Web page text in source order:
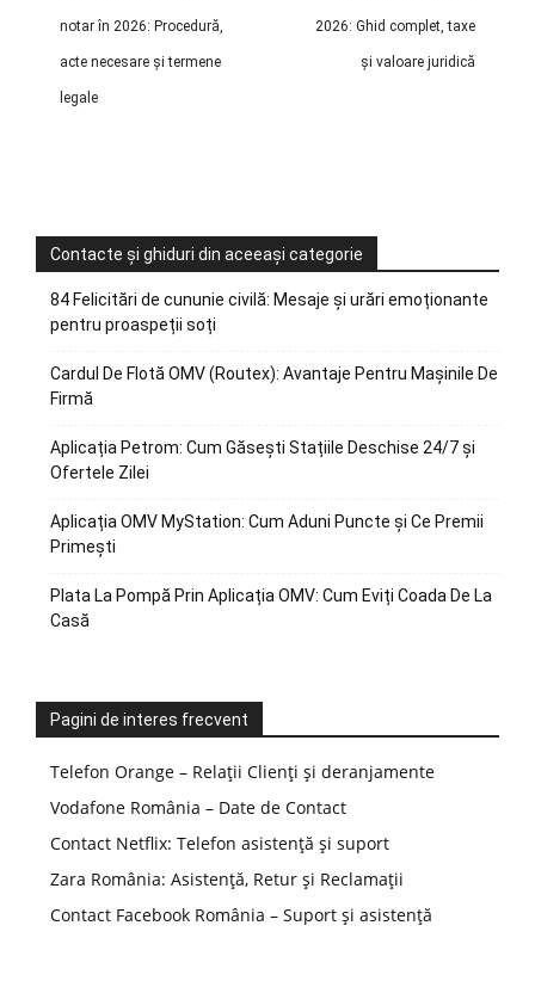
notar în 2026: Procedură,
acte necesare și termene
legale
2026: Ghid complet, taxe
și valoare juridică
Contacte și ghiduri din aceeași categorie
84 Felicitări de cununie civilă: Mesaje și urări emoționante
pentru proaspeții soți
Cardul De Flotă OMV (Routex): Avantaje Pentru Mașinile De
Firmă
Aplicația Petrom: Cum Găsești Stațiile Deschise 24/7 și
Ofertele Zilei
Aplicația OMV MyStation: Cum Aduni Puncte și Ce Premii
Primești
Plata La Pompă Prin Aplicația OMV: Cum Eviți Coada De La
Casă
Pagini de interes frecvent
Telefon Orange – Relații Clienți și deranjamente
Vodafone România – Date de Contact
Contact Netflix: Telefon asistență și suport
Zara România: Asistență, Retur și Reclamații
Contact Facebook România – Suport și asistență